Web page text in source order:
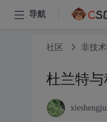
导航
社区 非技
杜兰特